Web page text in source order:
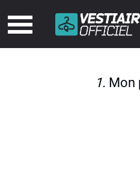
1. Mon